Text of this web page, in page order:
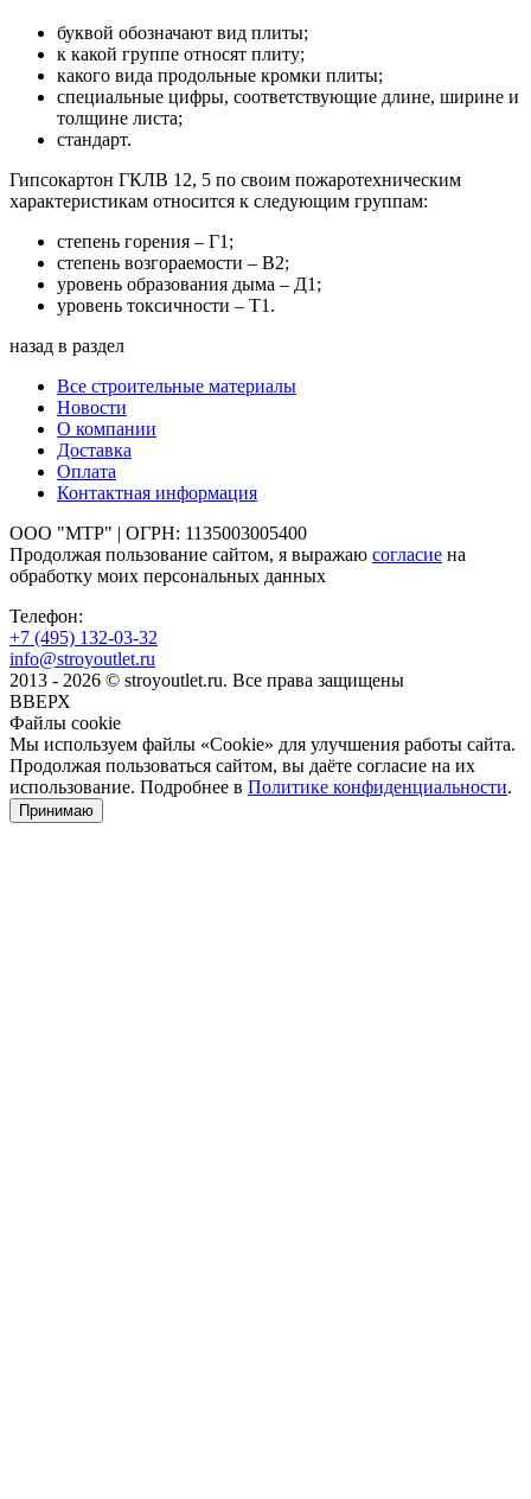
буквой обозначают вид плиты;
к какой группе относят плиту;
какого вида продольные кромки плиты;
специальные цифры, соответствующие длине, ширине и
толщине листа;
стандарт.
Гипсокартон ГКЛВ 12, 5 по своим пожаротехническим
характеристикам относится к следующим группам:
степень горения – Г1;
степень возгораемости – В2;
уровень образования дыма – Д1;
уровень токсичности – Т1.
назад в раздел
Все строительные материалы
Новости
О компании
Доставка
Оплата
Контактная информация
ООО "МТР" | ОГРН: 1135003005400
Продолжая пользование сайтом, я выражаю согласие на
обработку моих персональных данных
Телефон:
+7 (495) 132-03-32
info@stroyoutlet.ru
2013 - 2026 © stroyoutlet.ru. Все права защищены
ВВЕРХ
Файлы cookie
Мы используем файлы «Cookie» для улучшения работы сайта.
Продолжая пользоваться сайтом, вы даёте согласие на их
использование. Подробнее в Политике конфиденциальности.
Принимаю